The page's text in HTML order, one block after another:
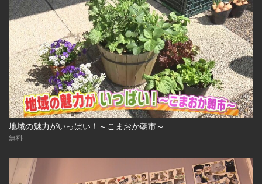
地域の魅力がいっぱい！～こまおか朝市～
無料